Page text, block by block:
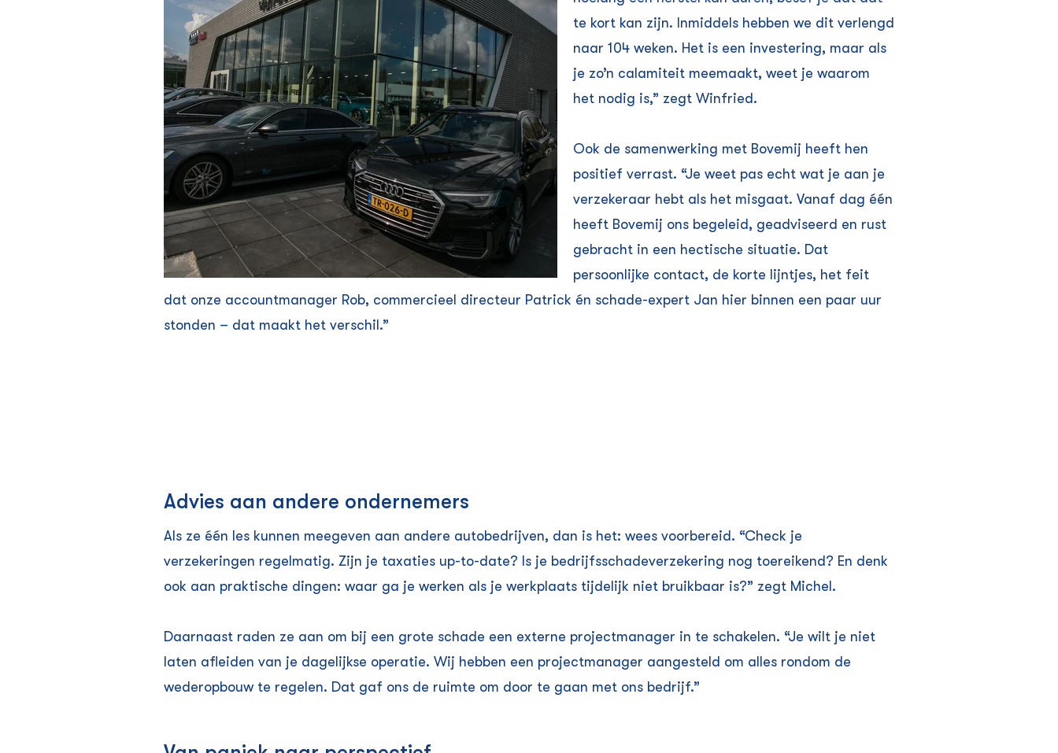
te kort kan zijn. Inmiddels hebben we dit verlengd
naar 104 weken. Het is een investering, maar als
je zo’n calamiteit meemaakt, weet je waarom
het nodig is,” zegt Winfried.
Ook de samenwerking met Bovemij heeft hen
positief verrast. “Je weet pas echt wat je aan je
verzekeraar hebt als het misgaat. Vanaf dag één
heeft Bovemij ons begeleid, geadviseerd en rust
gebracht in een hectische situatie. Dat
persoonlijke contact, de korte lijntjes, het feit
dat onze accountmanager Rob, commercieel directeur Patrick én schade-expert Jan hier binnen een paar uur
stonden – dat maakt het verschil.”
Advies aan andere ondernemers
Als ze één les kunnen meegeven aan andere autobedrijven, dan is het: wees voorbereid. “Check je
verzekeringen regelmatig. Zijn je taxaties up-to-date? Is je bedrijfsschade­verzekering nog toereikend? En denk
ook aan praktische dingen: waar ga je werken als je werkplaats tijdelijk niet bruikbaar is?” zegt Michel.
Daarnaast raden ze aan om bij een grote schade een externe projectmanager in te schakelen. “Je wilt je niet
laten afleiden van je dagelijkse operatie. Wij hebben een projectmanager aangesteld om alles rondom de
wederopbouw te regelen. Dat gaf ons de ruimte om door te gaan met ons bedrijf.”